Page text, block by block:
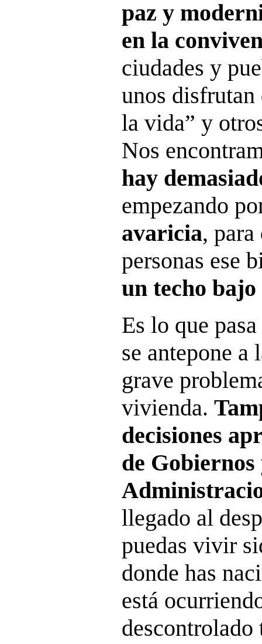
paz y
en la
ciudades y
unos disfrutan
la vida” y
Nos
hay
empezando
avaricia,
personas ese
un techo
Es lo que
se antepone a
grave
vivienda.
decisiones
de Gobiernos
llegado al
puedas vivir
donde has
está